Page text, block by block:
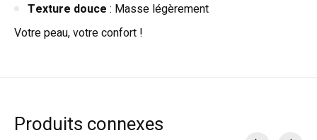
Texture douce : Masse légèrement
Votre peau, votre confort !
Produits connexes